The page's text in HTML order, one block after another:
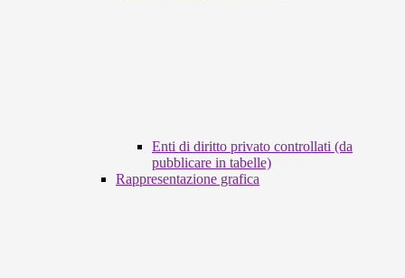
Enti di diritto privato controllati (da
pubblicare in tabelle)
Rappresentazione grafica